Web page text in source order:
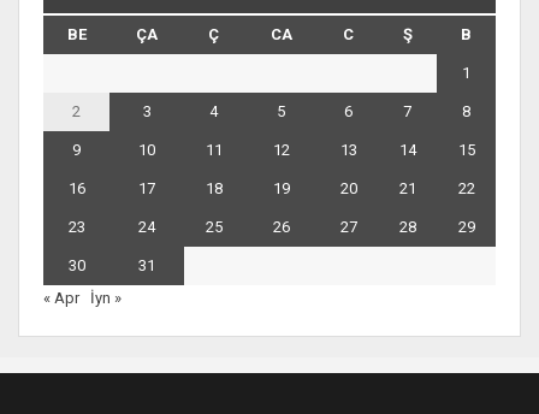
BE ÇA Ç CA C Ş B
1
2 3 4 5 6 7 8
9 10 11 12 13 14 15
16 17 18 19 20 21 22
23 24 25 26 27 28 29
30
31
« Apr
İyn »